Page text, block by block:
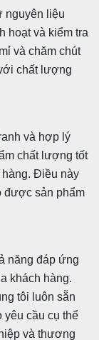
nguyên liệu
hoạt và kiểm tra
và chăm chút
chất lượng
và hợp lý
chất lượng tốt
Điều này
được sản phẩm
năng đáp ứng
khách hàng.
tôi luôn sẵn
yêu cầu cụ thể
và thương